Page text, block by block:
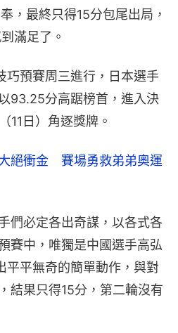
，最終只得15分包尾出局，
滿足了。
巧預賽周三進行，日本選手
93.25分高踞榜首，進入決
11日）角逐獎牌。
絕衝金　賽場勇救弟弟奧運
們必定各出奇謀，以各式各
賽中，唯獨是中國選手高弘
平平無奇的簡單動作，與對
結果只得15分，第二輪沒有